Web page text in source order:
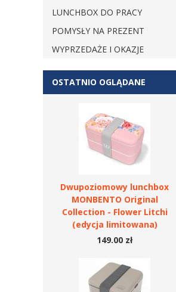
LUNCHBOX DO PRACY
POMYSŁY NA PREZENT
WYPRZEDAŻE I OKAZJE
OSTATNIO OGLĄDANE
Dwupoziomowy lunchbox
MONBENTO Original
Collection - Flower Litchi
(edycja limitowana)
149.00 zł